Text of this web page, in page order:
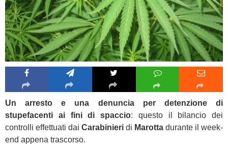
Un arresto e una denuncia per detenzione di
stupefacenti ai fini di spaccio: questo il bilancio dei
controlli effettuati dai Carabinieri di Marotta durante il week-
end appena trascorso.